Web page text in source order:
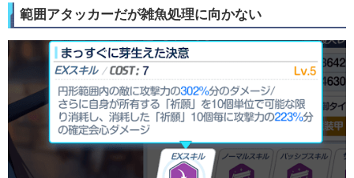
範囲アタッカーだが雑魚処理に向かない